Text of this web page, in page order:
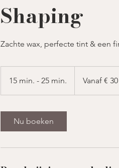
Shaping
Zachte wax, perfecte tint & een
15 min. - 25 min.
5
euroVanaf € 30
Nu boeken